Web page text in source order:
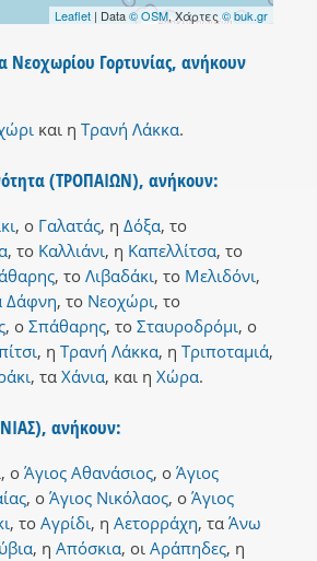
Leaflet | Data© OSM, Χάρτες© buk.gr
Νεοχωρίου Γορτυνίας, ανήκουν
και η Τρανή Λάκκα.
(ΤΡΟΠΑΙΩΝ), ανήκουν:
, ο Γαλατάς, η Δόξα, το
, το Καλλιάνι, η Καπελλίτσα, το
, το Λιβαδάκι, το Μελιδόνι,
Δάφνη, το Νεοχώρι, το
, ο Σπάθαρης, το Σταυροδρόμι, ο
, η Τρανή Λάκκα, η Τριποταμιά,
, τα Χάνια, και η Χώρα.
ανήκουν:
, ο Άγιος Αθανάσιος, ο Άγιος
, ο Άγιος Νικόλαος, ο Άγιος
, το Αγρίδι, η Αετορράχη, τα Άνω
, η Απόσκια, οι Αράπηδες, η